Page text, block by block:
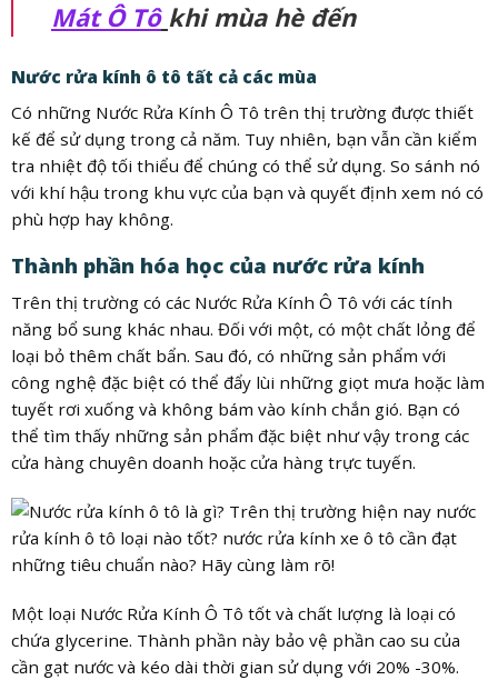
Mát Ô Tô khi mùa hè đến
Nước rửa kính ô tô tất cả các mùa
Có những Nước Rửa Kính Ô Tô trên thị trường được thiết
kế để sử dụng trong cả năm. Tuy nhiên, bạn vẫn cần kiểm
tra nhiệt độ tối thiểu để chúng có thể sử dụng. So sánh nó
với khí hậu trong khu vực của bạn và quyết định xem nó có
phù hợp hay không.
Thành phần hóa học của nước rửa kính
Trên thị trường có các Nước Rửa Kính Ô Tô với các tính
năng bổ sung khác nhau. Đối với một, có một chất lỏng để
loại bỏ thêm chất bẩn. Sau đó, có những sản phẩm với
công nghệ đặc biệt có thể đẩy lùi những giọt mưa hoặc làm
tuyết rơi xuống và không bám vào kính chắn gió. Bạn có
thể tìm thấy những sản phẩm đặc biệt như vậy trong các
cửa hàng chuyên doanh hoặc cửa hàng trực tuyến.
Một loại Nước Rửa Kính Ô Tô tốt và chất lượng là loại có
chứa glycerine. Thành phần này bảo vệ phần cao su của
cần gạt nước và kéo dài thời gian sử dụng với 20% -30%.